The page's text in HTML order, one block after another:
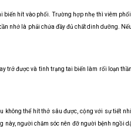
biến hít vào phổi. Trường hợp nhẹ thì viêm
nhớ là phải chứa đầy đủ chất dinh dưỡng.
trở được và tình trạng tai biến làm rối loạn
thể hít thở sâu được, cộng với sự tiết
người chăm sóc nên đỡ người bệnh ngồi